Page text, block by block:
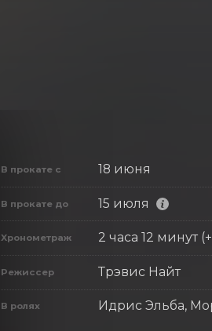
В прокате с 18 июня
В прокате до 15 июля
Хронометраж 2 часа 12 минут
Режиссер Трэвис Найт
В ролях Идрис Эльба,